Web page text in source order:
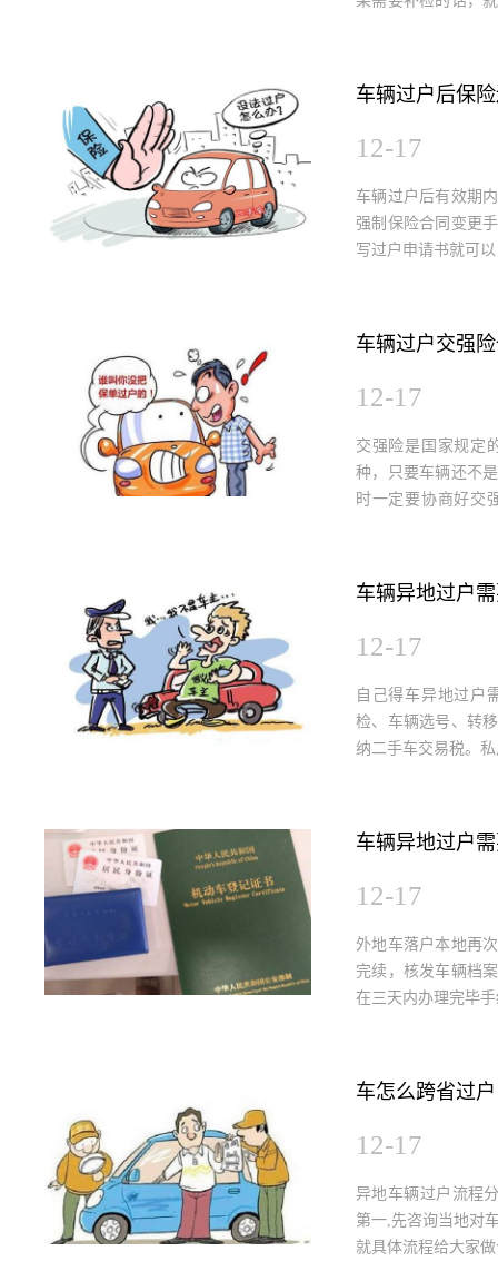
车辆过户后保
12-17
车辆过户后有效期
强制保险合同变更
写过户申请书就可
车辆过户交强
12-17
交强险是国家规定
种，只要车辆还不
时一定要协商好交
车辆异地过户
12-17
自己得车异地过户
检、车辆选号、转
纳二手车交易税。
车辆异地过户
12-17
外地车落户本地再
完续，核发车辆档
在三天内办理完毕
车怎么跨省过户
12-17
异地车辆过户流程
第一,先咨询当地对
就具体流程给大家